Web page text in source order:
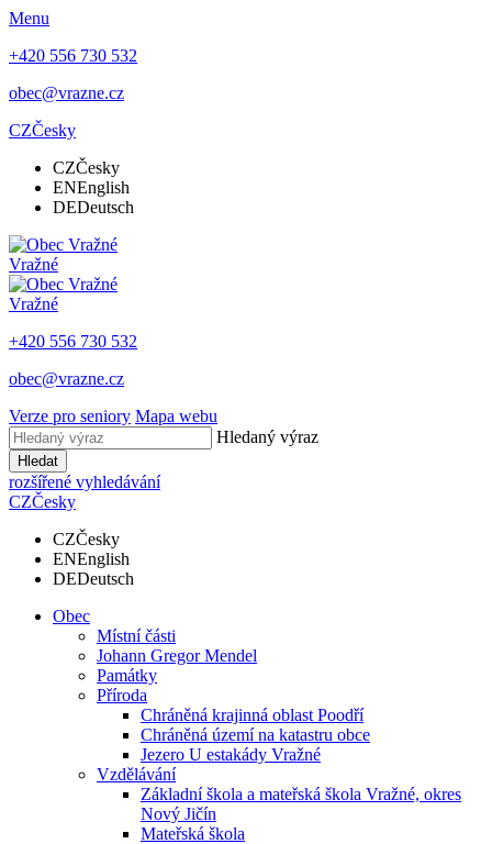
Menu
+420 556 730 532
obec@vrazne.cz
CZČesky
CZČesky
ENEnglish
DEDeutsch
Vražné
Vražné
+420 556 730 532
obec@vrazne.cz
Verze pro seniory Mapa webu
Hledaný výraz
Hledat
rozšířené vyhledávání
CZČesky
CZČesky
ENEnglish
DEDeutsch
Obec
Místní části
Johann Gregor Mendel
Památky
Příroda
Chráněná krajinná oblast Poodří
Chráněná území na katastru obce
Jezero U estakády Vražné
Vzdělávání
Základní škola a mateřská škola Vražné, okres
Nový Jičín
Mateřská škola